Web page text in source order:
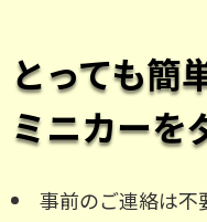
とっても簡
ミニカーを
事前のご連絡は不